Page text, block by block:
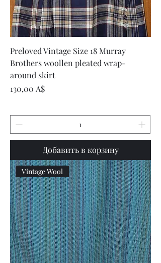
Preloved Vintage Size 18 Murray
Brothers woollen pleated wrap-
around skirt
Цена
130,00 A$
Добавить в корзину
Vintage Wool